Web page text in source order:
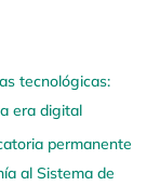
tecnológicas:
era digital
permanente
al Sistema de